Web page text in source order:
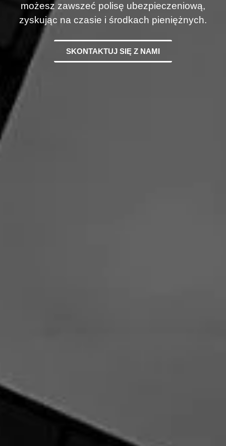
możesz zawszeć polisę ubezpieczeniową,
zyskując na czasie i środkach pieniężnych.
SKONTAKTUJ SIĘ Z NAMI